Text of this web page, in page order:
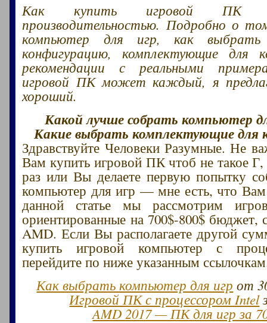
Как купить игровой ПК
производительностью. Подробно о
компьютер для игр, как выбрать
конфигурацию, комплектующие для
рекомендации с реальными
игровой ПК может каждый, я
хороший.
Какой лучше собрать компьютер
Какие выбрать комплектующие для
Здравствуйте Человеки Разумные. Не
Вам купить игровой ПК чтоб не такое
раз или Вы делаете первую попытку
компьютер для игр — мне есть, что
данной статье мы рассмотрим
ориентированные на 700$-800$ бюджет,
AMD. Если Вы располагаете другой
купить игровой компьютер с
перейдите по ниже указанным
Как выбрать компьютер для игр от
Игровой ПК с процессором Intel
AMD 2017 — ПК для игр за